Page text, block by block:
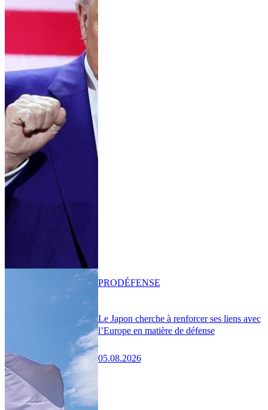
Le Japon cherche à renforcer ses liens avec
l’Europe en matière de défense
05.08.2026
PRODÉFENSE